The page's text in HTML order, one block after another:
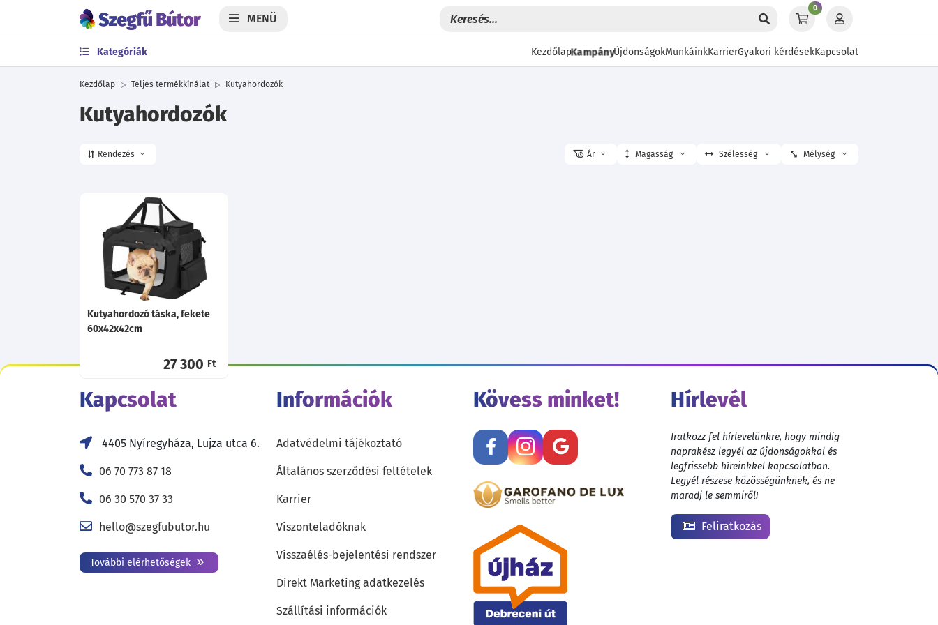
MENÜ
0
Kategóriák KezdőlapKampányÚjdonságokMunkáinkKarrierGyakori kérdésekKapcsolat
Kezdőlap Teljes termékkínálat Kutyahordozók
Kutyahordozók
Rendezés Ár Magasság Szélesség Mélység
Kutyahordozó táska, fekete
60x42x42cm
27 300 Ft
Kapcsolat
4405 Nyíregyháza, Lujza utca 6.
06 70 773 87 18
06 30 570 37 33
hello@szegfubutor.hu
További elérhetőségek
Információk
Adatvédelmi tájékoztató
Általános szerződési feltételek
Karrier
Viszonteladóknak
Visszaélés-bejelentési rendszer
Direkt Marketing adatkezelés
Szállítási információk
Kövess minket! Hírlevél
Iratkozz fel hírlevelünkre, hogy mindig
naprakész legyél az újdonságokkal és
legfrissebb híreinkkel kapcsolatban.
Legyél részese közösségünknek, és ne
maradj le semmiről!
Feliratkozás